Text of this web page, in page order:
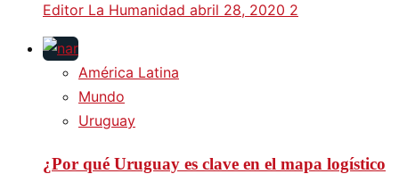
Editor La Humanidad abril 28, 2020 2
América Latina
Mundo
Uruguay
¿Por qué Uruguay es clave en el mapa logístico